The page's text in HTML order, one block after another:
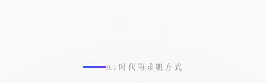
AI时代的求职方式